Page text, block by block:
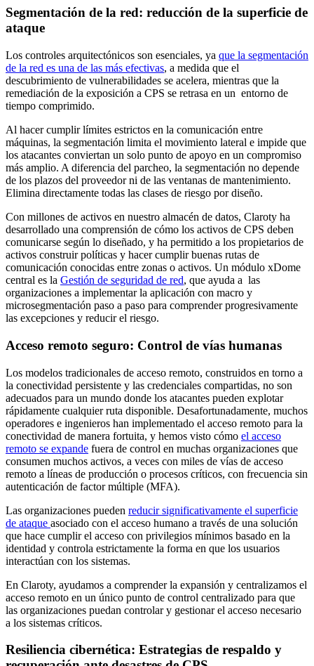
Segmentación de la red: reducción de la superficie de
ataque
Los controles arquitectónicos son esenciales, ya que la segmentación
de la red es una de las más efectivas, a medida que el
descubrimiento de vulnerabilidades se acelera, mientras que la
remediación de la exposición a CPS se retrasa en un entorno de
tiempo comprimido.
Al hacer cumplir límites estrictos en la comunicación entre
máquinas, la segmentación limita el movimiento lateral e impide que
los atacantes conviertan un solo punto de apoyo en un compromiso
más amplio. A diferencia del parcheo, la segmentación no depende
de los plazos del proveedor ni de las ventanas de mantenimiento.
Elimina directamente todas las clases de riesgo por diseño.
Con millones de activos en nuestro almacén de datos, Claroty ha
desarrollado una comprensión de cómo los activos de CPS deben
comunicarse según lo diseñado, y ha permitido a los propietarios de
activos construir políticas y hacer cumplir buenas rutas de
comunicación conocidas entre zonas o activos. Un módulo xDome
central es la Gestión de seguridad de red, que ayuda a las
organizaciones a implementar la aplicación con macro y
microsegmentación paso a paso para comprender progresivamente
las excepciones y reducir el riesgo.
Acceso remoto seguro: Control de vías humanas
Los modelos tradicionales de acceso remoto, construidos en torno a
la conectividad persistente y las credenciales compartidas, no son
adecuados para un mundo donde los atacantes pueden explotar
rápidamente cualquier ruta disponible. Desafortunadamente, muchos
operadores e ingenieros han implementado el acceso remoto para la
conectividad de manera fortuita, y hemos visto cómo el acceso
remoto se expande fuera de control en muchas organizaciones que
consumen muchos activos, a veces con miles de vías de acceso
remoto a líneas de producción o procesos críticos, con frecuencia sin
autenticación de factor múltiple (MFA).
Las organizaciones pueden reducir significativamente el superficie
de ataque asociado con el acceso humano a través de una solución
que hace cumplir el acceso con privilegios mínimos basado en la
identidad y controla estrictamente la forma en que los usuarios
interactúan con los sistemas.
En Claroty, ayudamos a comprender la expansión y centralizamos el
acceso remoto en un único punto de control centralizado para que
las organizaciones puedan controlar y gestionar el acceso necesario
a los sistemas críticos.
Resiliencia cibernética: Estrategias de respaldo y